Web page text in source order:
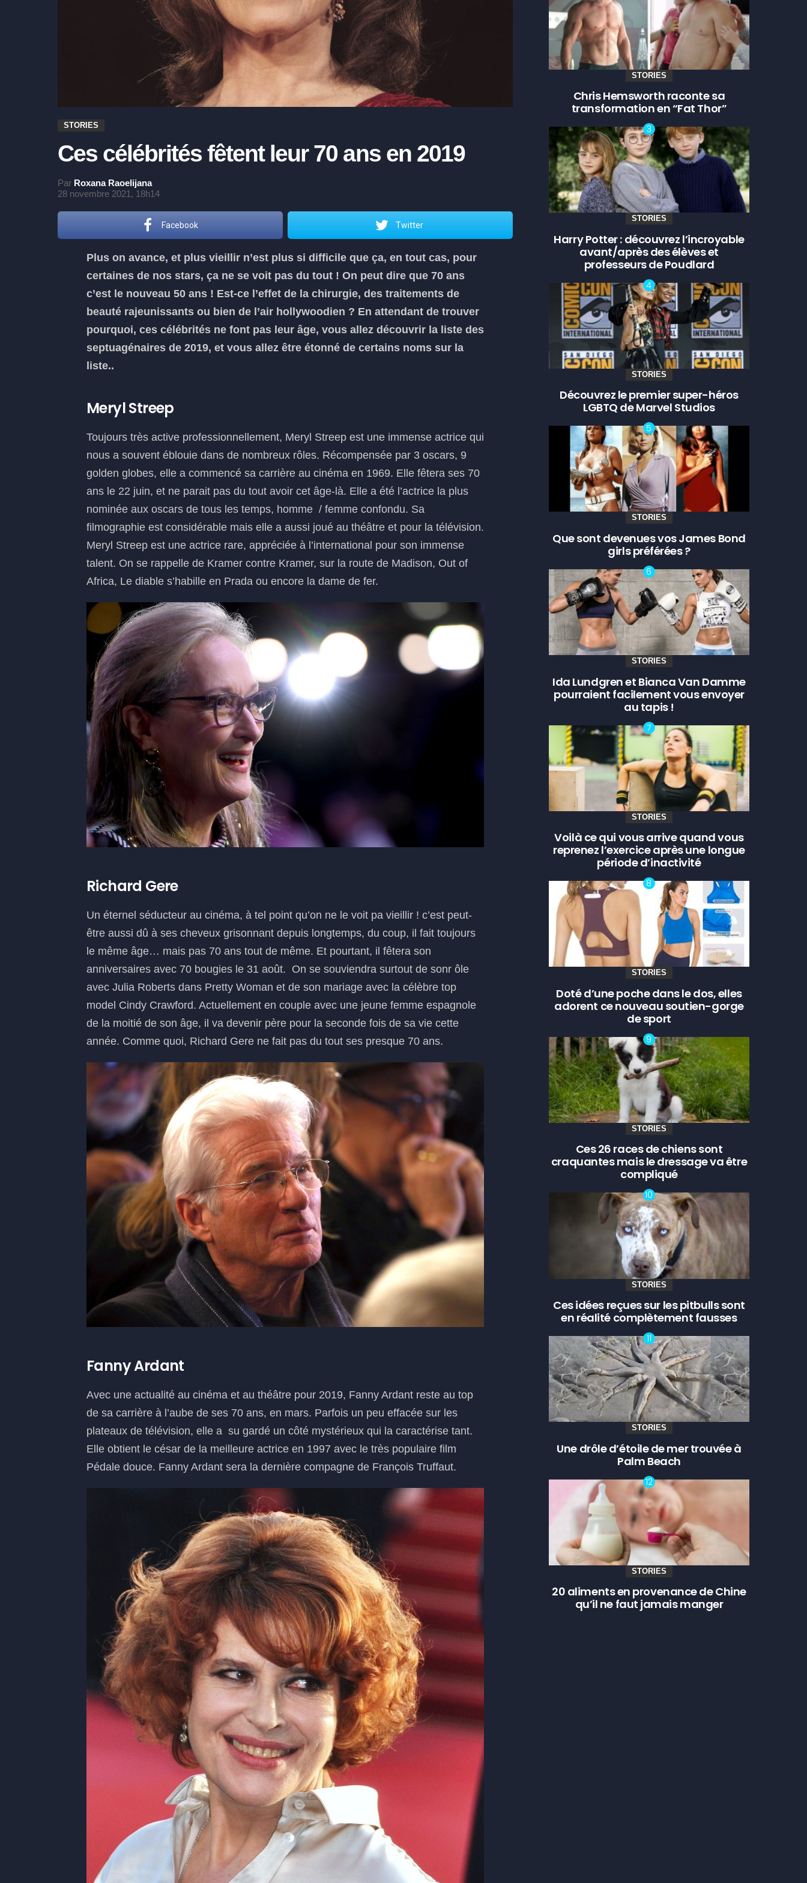
STORIES
Ces célébrités fêtent leur 70 ans en 2019
Par Roxana Raoelijana
28 novembre 2021, 18h14
Facebook Twitter
Plus on avance, et plus vieillir n’est plus si difficile que ça, en tout cas, pour
certaines de nos stars, ça ne se voit pas du tout ! On peut dire que 70 ans
c’est le nouveau 50 ans ! Est-ce l’effet de la chirurgie, des traitements de
beauté rajeunissants ou bien de l’air hollywoodien ? En attendant de trouver
pourquoi, ces célébrités ne font pas leur âge, vous allez découvrir la liste des
septuagénaires de 2019, et vous allez être étonné de certains noms sur la
liste..
Meryl Streep
Toujours très active professionnellement, Meryl Streep est une immense actrice qui
nous a souvent éblouie dans de nombreux rôles. Récompensée par 3 oscars, 9
golden globes, elle a commencé sa carrière au cinéma en 1969. Elle fêtera ses 70
ans le 22 juin, et ne parait pas du tout avoir cet âge-là. Elle a été l’actrice la plus
nominée aux oscars de tous les temps, homme / femme confondu. Sa
filmographie est considérable mais elle a aussi joué au théâtre et pour la télévision.
Meryl Streep est une actrice rare, appréciée à l’international pour son immense
talent. On se rappelle de Kramer contre Kramer, sur la route de Madison, Out of
Africa, Le diable s’habille en Prada ou encore la dame de fer.
Richard Gere
Un éternel séducteur au cinéma, à tel point qu’on ne le voit pa vieillir ! c’est peut-
être aussi dû à ses cheveux grisonnant depuis longtemps, du coup, il fait toujours
le même âge… mais pas 70 ans tout de même. Et pourtant, il fêtera son
anniversaires avec 70 bougies le 31 août. On se souviendra surtout de sonr ôle
avec Julia Roberts dans Pretty Woman et de son mariage avec la célèbre top
model Cindy Crawford. Actuellement en couple avec une jeune femme espagnole
de la moitié de son âge, il va devenir père pour la seconde fois de sa vie cette
année. Comme quoi, Richard Gere ne fait pas du tout ses presque 70 ans.
Fanny Ardant
Avec une actualité au cinéma et au théâtre pour 2019, Fanny Ardant reste au top
de sa carrière à l’aube de ses 70 ans, en mars. Parfois un peu effacée sur les
plateaux de télévision, elle a su gardé un côté mystérieux qui la caractérise tant.
Elle obtient le césar de la meilleure actrice en 1997 avec le très populaire film
Pédale douce. Fanny Ardant sera la dernière compagne de François Truffaut.
STORIES
Chris Hemsworth raconte sa
transformation en “Fat Thor”
STORIES
Harry Potter : découvrez l’incroyable
avant/après des élèves et
professeurs de Poudlard
STORIES
Découvrez le premier super-héros
LGBTQ de Marvel Studios
STORIES
Que sont devenues vos James Bond
girls préférées ?
STORIES
Ida Lundgren et Bianca Van Damme
pourraient facilement vous envoyer
au tapis !
STORIES
Voilà ce qui vous arrive quand vous
reprenez l’exercice après une longue
période d’inactivité
STORIES
Doté d’une poche dans le dos, elles
adorent ce nouveau soutien-gorge
de sport
STORIES
Ces 26 races de chiens sont
craquantes mais le dressage va être
compliqué
STORIES
Ces idées reçues sur les pitbulls sont
en réalité complètement fausses
STORIES
Une drôle d’étoile de mer trouvée à
Palm Beach
STORIES
20 aliments en provenance de Chine
qu’il ne faut jamais manger